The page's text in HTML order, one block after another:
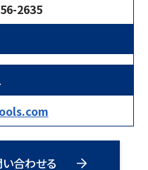
2635
合わせる